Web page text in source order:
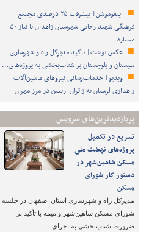
اینفوموشن| پیشرفت ۲۵ درصدی مجتمع
فرهنگی شهید رجایی شهرستان زاهدان با نیاز ۵۰
میلیارد…
عکس نوشت| تاکید مدیرکل راه و شهرسازی
سیستان و بلوچستان بر شتاب‌بخشی به پروژه‌های…
ویدیو| خدمات‌رسانی نیروهای ماشین‌آلات
راهداری لرستان به زائران اربعین در مرز مهران
پربازدیدترین‌های سرویس
تسریع در تکمیل
پروژه‌های نهضت ملی
مسکن شاهین‌شهر در
دستور کار شورای
مسکن
مدیرکل راه و شهرسازی استان اصفهان در جلسه
شورای مسکن شاهین‌شهر و میمه با تأکید بر
ضرورت شتاب‌بخشی به اجرای…